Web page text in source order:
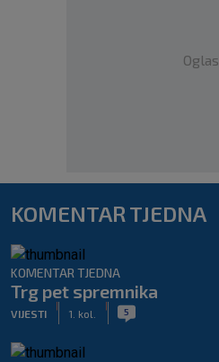
Oglas
KOMENTAR TJEDNA
KOMENTAR TJEDNA
Trg pet spremnika
VIJESTI 1. kol. 5